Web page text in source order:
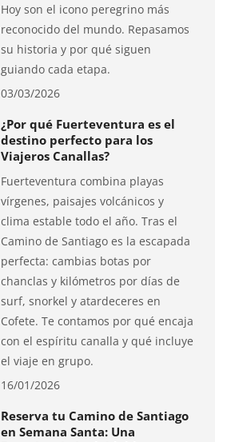
Hoy son el icono peregrino más
reconocido del mundo. Repasamos
su historia y por qué siguen
guiando cada etapa.
03/03/2026
¿Por qué Fuerteventura es el
destino perfecto para los
Viajeros Canallas?
Fuerteventura combina playas
vírgenes, paisajes volcánicos y
clima estable todo el año. Tras el
Camino de Santiago es la escapada
perfecta: cambias botas por
chanclas y kilómetros por días de
surf, snorkel y atardeceres en
Cofete. Te contamos por qué encaja
con el espíritu canalla y qué incluye
el viaje en grupo.
16/01/2026
Reserva tu Camino de Santiago
en Semana Santa: Una